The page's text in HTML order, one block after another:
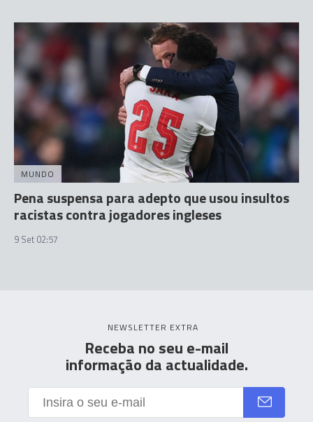
MUNDO
Pena suspensa para adepto que usou insultos
racistas contra jogadores ingleses
9 Set 02:57
NEWSLETTER EXTRA
Receba no seu e-mail
informação da actualidade.